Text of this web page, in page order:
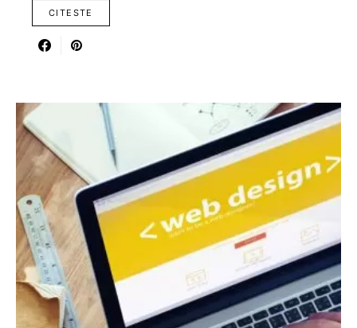
CITESTE